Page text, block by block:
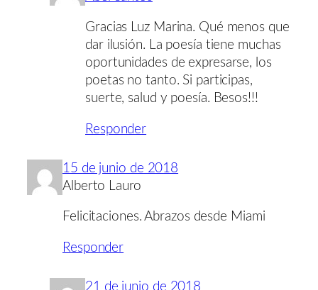
Gracias Luz Marina. Qué menos que
dar ilusión. La poesía tiene muchas
oportunidades de expresarse, los
poetas no tanto. Si participas,
suerte, salud y poesía. Besos!!!
Responder
15 de junio de 2018
Alberto Lauro
Felicitaciones. Abrazos desde Miami
Responder
21 de junio de 2018